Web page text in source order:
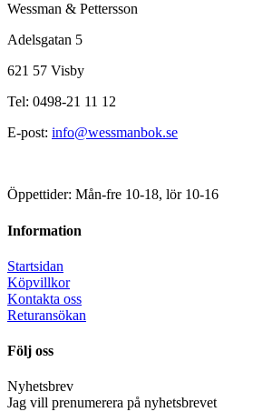
Wessman & Pettersson
Adelsgatan 5
621 57 Visby
Tel: 0498-21 11 12
E-post: info@wessmanbok.se
Öppettider: Mån-fre 10-18, lör 10-16
Information
Startsidan
Köpvillkor
Kontakta oss
Returansökan
Följ oss
Nyhetsbrev
Jag vill prenumerera på nyhetsbrevet